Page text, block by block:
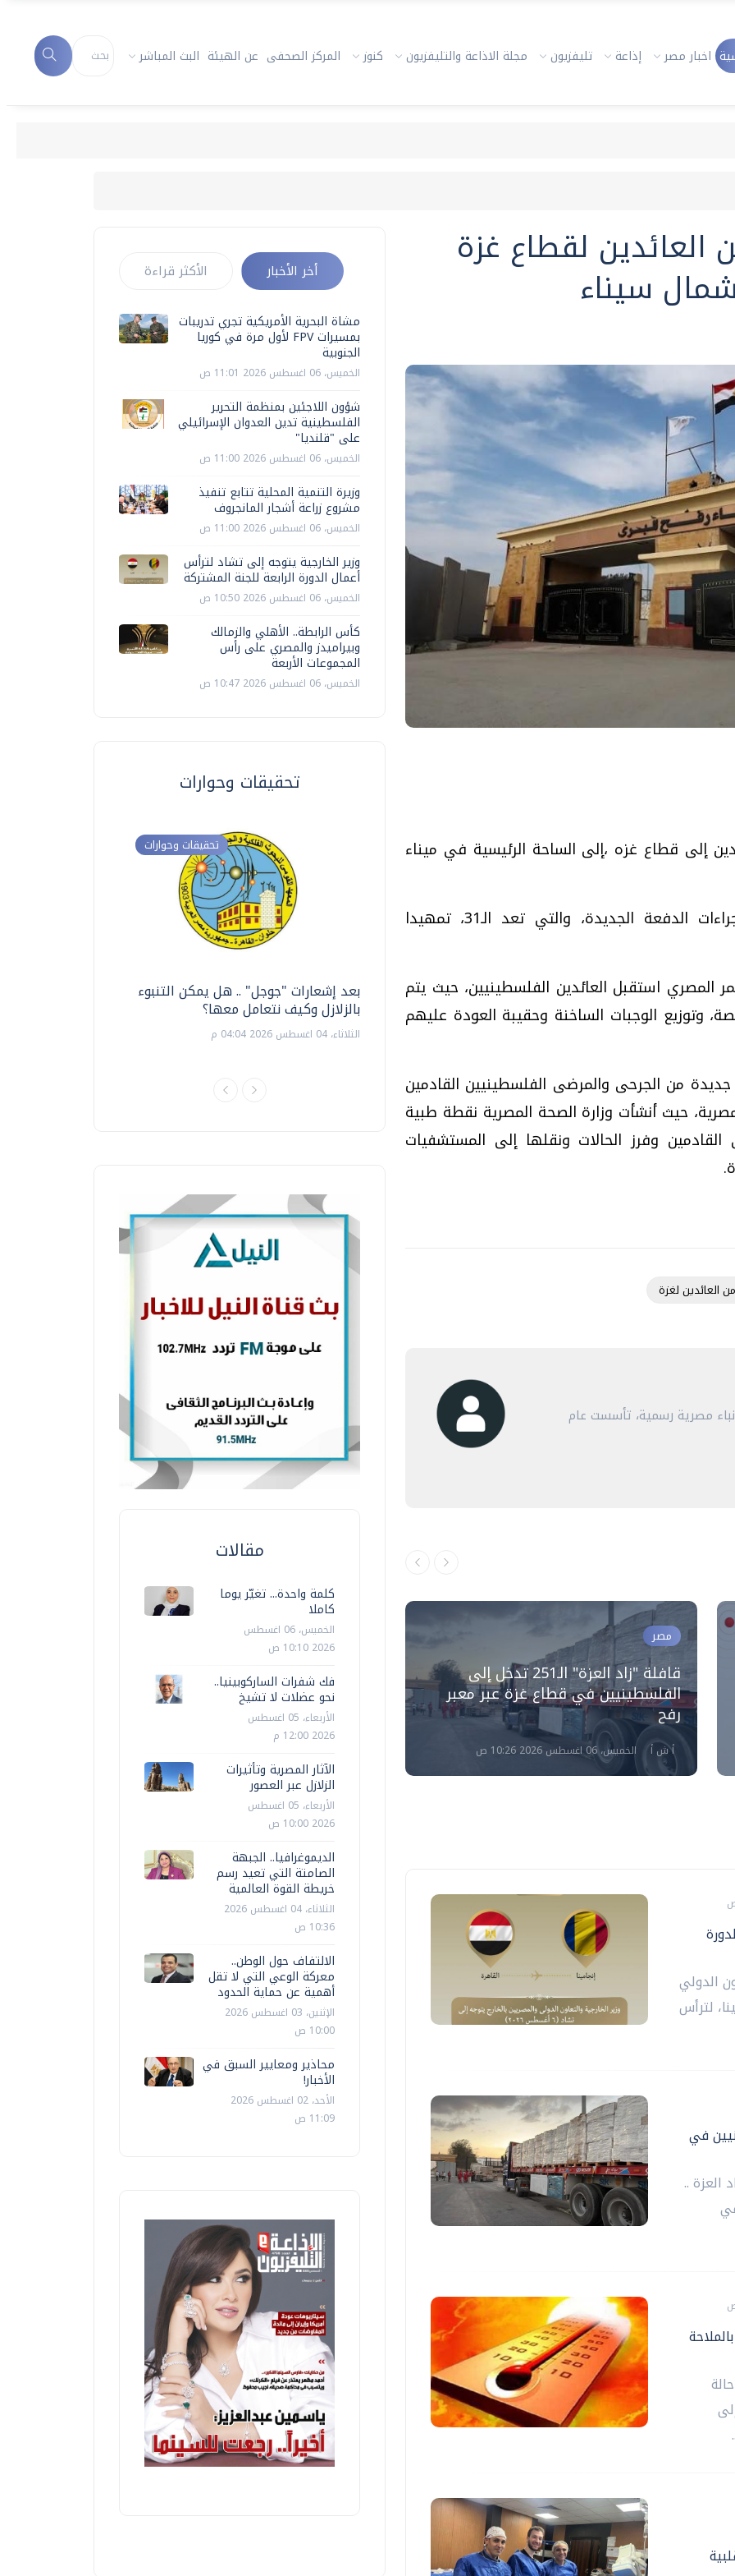
اخبار مصر إذاعة تليفزيون مجلة الاذاعة والتليفزيون كنوز المركز الصحفى عن الهيئة البث المباشر
لقطاع غزة
سيناء
إلى قطاع غزه ،إلى الساحة الرئيسية في ميناء
وقالت مصادر بالمعبر، إنه يجرى إنهاء إجراءات الدفعة الجديدة، والتي تعد الـ31، تمهيدا
المصري استقبل العائدين الفلسطينيين، حيث يتم
وتوزيع الوجبات الساخنة وحقيبة العودة عليهم
من الجرحى والمرضى الفلسطينيين القادمين
حيث أنشأت وزارة الصحة المصرية نقطة طبية
وفرز الحالات ونقلها إلى المستشفيات
العائدين لغزة
مصرية رسمية، تأسست عام
الهلال الأحمر: قافلة "زاد العزة"234
تحمل أطنانا من المساعدات الإنسانية
الشاملة
مصر
قافلة "زاد العزة" الـ251 تدخل إلى
الفلسطينيين في قطاع غزة عبر معبر
رفح
أ ش أ الخميس، 06 اغسطس 2026 10:26 ص
الدولي
لترأس
في
العزة ..
/ في
إلى
أخر الأخبار الأكثر قراءة
مشاة البحرية الأمريكية تجري تدريبات
بمسيرات FPV لأول مرة في كوريا
الجنوبية
الخميس، 06 اغسطس 2026 11:01 ص
شؤون اللاجئين بمنظمة التحرير
الفلسطينية تدين العدوان الإسرائيلي
على "قلنديا"
الخميس، 06 اغسطس 2026 11:00 ص
وزيرة التنمية المحلية تتابع تنفيذ
مشروع زراعة أشجار المانجروف
الخميس، 06 اغسطس 2026 11:00 ص
وزير الخارجية يتوجه إلى تشاد لترأس
أعمال الدورة الرابعة للجنة المشتركة
الخميس، 06 اغسطس 2026 10:50 ص
كأس الرابطة.. الأهلي والزمالك
وبيراميدز والمصري على رأس
المجموعات الأربعة
الخميس، 06 اغسطس 2026 10:47 ص
تحقيقات وحوارات
تحقيقات وحوارات
بعد إشعارات "جوجل" .. هل يمكن التنبوء
بالزلازل وكيف نتعامل معها؟
الثلاثاء، 04 اغسطس 2026 04:04 م
تحقيقات وحوارات
دليلك للتنسيق الجامعي .. تساؤلات
وإجابات
تحقيقات وحوارات
تقنيات واعدة
مقالات
كلمة واحدة... تغيّر يوما
كاملا
الخميس، 06 اغسطس
2026 10:10 ص
فك شفرات الساركوبينيا..
نحو عضلات لا تشيخ
الأربعاء، 05 اغسطس
2026 12:00 م
الآثار المصرية وتأثيرات
الزلازل عبر العصور
الأربعاء، 05 اغسطس
2026 10:00 ص
الديموغرافيا.. الجبهة
الصامتة التي تعيد رسم
خريطة القوة العالمية
الثلاثاء، 04 اغسطس 2026
10:36 ص
الالتفاف حول الوطن..
معركة الوعي التي لا تقل
أهمية عن حماية الحدود
الإثنين، 03 اغسطس 2026
10:00 ص
محاذير ومعايير السبق في
الأخبار!
الأحد، 02 اغسطس 2026
11:09 ص